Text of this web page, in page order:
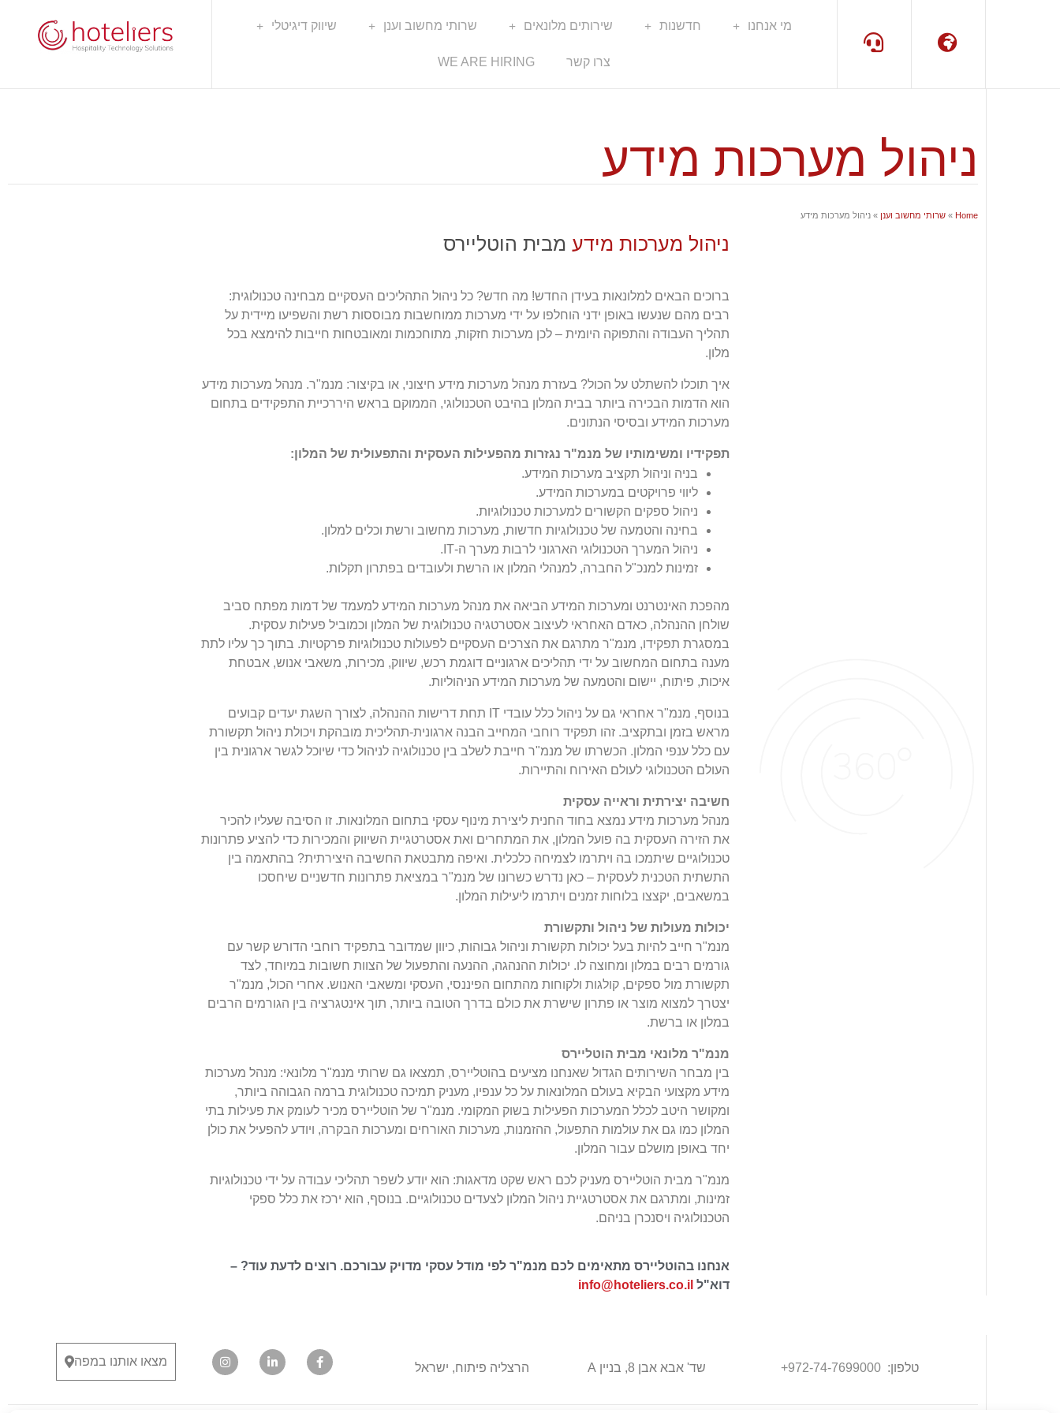
מי אנחנו חדשנות שירותים מלונאים שרותי מחשוב וענן שיווק דיגיטלי
צרו קשר WE ARE HIRING
ניהול מערכות מידע
Home
»שרותי מחשוב וענן »ניהול מערכות מידע
ניהול מערכות מידע מבית הוטליירס
ברוכים הבאים למלונאות בעידן החדש! מה חדש? כל ניהול התהליכים העסקיים מבחינה טכנולוגית:
רבים מהם שנעשו באופן ידני הוחלפו על ידי מערכות ממוחשבות מבוססות רשת והשפיעו מיידית על
תהליך העבודה והתפוקה היומית – לכן מערכות חזקות, מתוחכמות ומאובטחות חייבות להימצא בכל
מלון.
איך תוכלו להשתלט על הכול? בעזרת מנהל מערכות מידע חיצוני, או בקיצור: מנמ"ר. מנהל מערכות מידע
הוא הדמות הבכירה ביותר בבית המלון בהיבט הטכנולוגי, הממוקם בראש היררכיית התפקידים בתחום
מערכות המידע ובסיסי הנתונים.
תפקידיו ומשימותיו של מנמ"ר נגזרות מהפעילות העסקית והתפעולית של המלון:
בניה וניהול תקציב מערכות המידע.
ליווי פרויקטים במערכות המידע.
ניהול ספקים הקשורים למערכות טכנולוגיות.
בחינה והטמעה של טכנולוגיות חדשות, מערכות מחשוב ורשת וכלים למלון.
ניהול המערך הטכנולוגי הארגוני לרבות מערך ה-IT.
זמינות למנכ"ל החברה, למנהלי המלון או הרשת ולעובדים בפתרון תקלות.
מהפכת האינטרנט ומערכות המידע הביאה את מנהל מערכות המידע למעמד של דמות מפתח סביב
שולחן ההנהלה, כאדם האחראי לעיצוב אסטרטגיה טכנולוגית של המלון וכמוביל פעילות עסקית.
במסגרת תפקידו, מנמ"ר מתרגם את הצרכים העסקיים לפעולות טכנולוגיות פרקטיות. בתוך כך עליו לתת
מענה בתחום המחשוב על ידי תהליכים ארגוניים דוגמת רכש, שיווק, מכירות, משאבי אנוש, אבטחת
איכות, פיתוח, יישום והטמעה של מערכות המידע הניהוליות.
בנוסף, מנמ"ר אחראי גם על ניהול כלל עובדי IT תחת דרישות ההנהלה, לצורך השגת יעדים קבועים
מראש בזמן ובתקציב. זהו תפקיד רוחבי המחייב הבנה ארגונית-תהליכית מובהקת ויכולת ניהול תקשורת
עם כלל ענפי המלון. הכשרתו של מנמ"ר חייבת לשלב בין טכנולוגיה לניהול כדי שיוכל לגשר ארגונית בין
העולם הטכנולוגי לעולם האירוח והתיירות.
חשיבה יצירתית וראייה עסקית
מנהל מערכות מידע נמצא בחוד החנית ליצירת מינוף עסקי בתחום המלונאות. זו הסיבה שעליו להכיר
את הזירה העסקית בה פועל המלון, את המתחרים ואת אסטרטגיית השיווק והמכירות כדי להציע פתרונות
טכנולוגיים שיתמכו בה ויתרמו לצמיחה כלכלית. ואיפה מתבטאת החשיבה היצירתית? בהתאמה בין
התשתית הטכנית לעסקית – כאן נדרש כשרונו של מנמ"ר במציאת פתרונות חדשניים שיחסכו
במשאבים, יקצצו בלוחות זמנים ויתרמו ליעילות המלון.
יכולות מעולות של ניהול ותקשורת
מנמ"ר חייב להיות בעל יכולות תקשורת וניהול גבוהות, כיוון שמדובר בתפקיד רוחבי הדורש קשר עם
גורמים רבים במלון ומחוצה לו. יכולות ההנהגה, ההנעה והתפעול של הצוות חשובות במיוחד, לצד
תקשורת מול ספקים, קולגות ולקוחות מהתחום הפיננסי, העסקי ומשאבי האנוש. אחרי הכול, מנמ"ר
יצטרך למצוא מוצר או פתרון שישרת את כולם בדרך הטובה ביותר, תוך אינטגרציה בין הגורמים הרבים
במלון או ברשת.
מנמ"ר מלונאי מבית הוטליירס
בין מבחר השירותים הגדול שאנחנו מציעים בהוטליירס, תמצאו גם שרותי מנמ"ר מלונאי: מנהל מערכות
מידע מקצועי הבקיא בעולם המלונאות על כל ענפיו, מעניק תמיכה טכנולוגית ברמה הגבוהה ביותר,
ומקושר היטב לכלל המערכות הפעילות בשוק המקומי. מנמ"ר של הוטליירס מכיר לעומק את פעילות בתי
המלון כמו גם את עולמות התפעול, ההזמנות, מערכות האורחים ומערכות הבקרה, ויודע להפעיל את כולן
יחד באופן מושלם עבור המלון.
מנמ"ר מבית הוטליירס מעניק לכם ראש שקט מדאגות: הוא יודע לשפר תהליכי עבודה על ידי טכנולוגיות
זמינות, ומתרגם את אסטרטגיית ניהול המלון לצעדים טכנולוגיים. בנוסף, הוא ירכז את כלל ספקי
הטכנולוגיה ויסנכרן בניהם.
אנחנו בהוטליירס מתאימים לכם מנמ"ר לפי מודל עסקי מדויק עבורכם. רוצים לדעת עוד? –
דוא"ל info@hoteliers.co.il
טלפון: 972-74-7699000
+ שד' אבא אבן 8, בניין A הרצליה פיתוח, ישראל מצאו אותנו במפה